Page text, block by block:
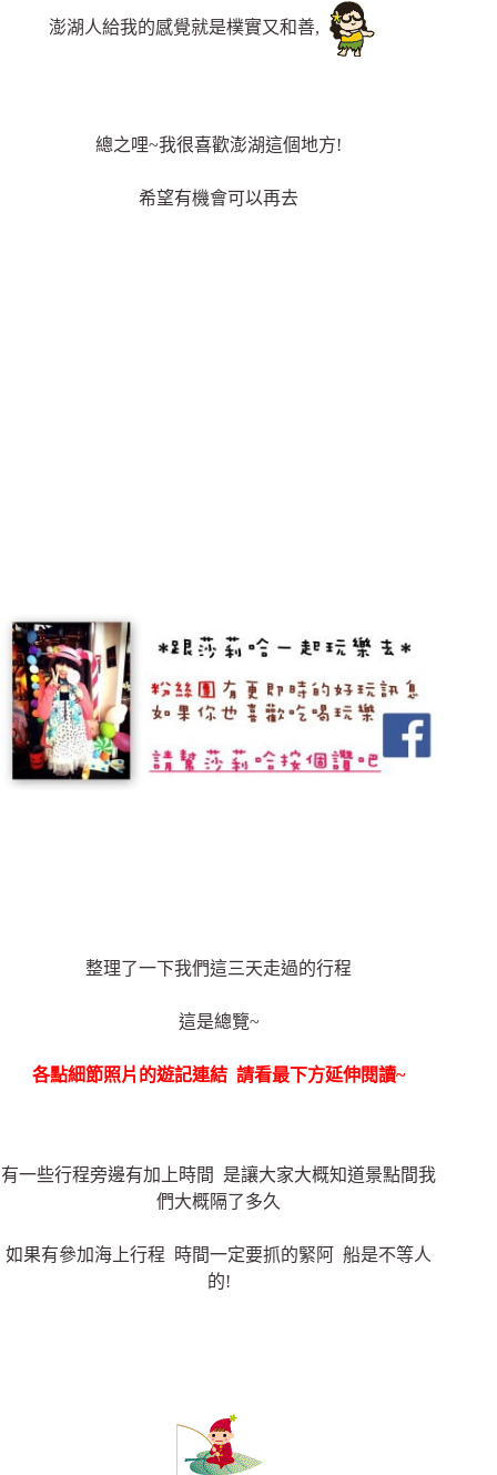
澎湖人給我的感覺就是樸實又和善,
總之哩~我很喜歡澎湖這個地方!
希望有機會可以再去
整理了一下我們這三天走過的行程
這是總覽~
各點細節照片的遊記連結 請看最下方延伸閱讀~
有一些行程旁邊有加上時間 是讓大家大概知道景點間我
們大概隔了多久
如果有參加海上行程 時間一定要抓的緊阿 船是不等人
的!